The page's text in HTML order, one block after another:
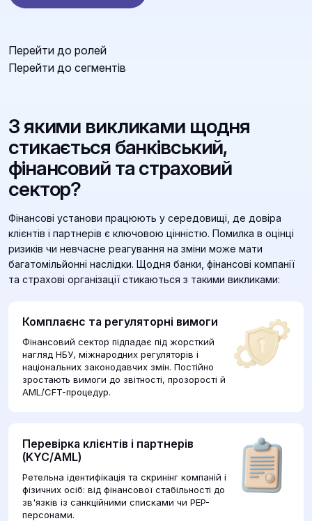
Перейти до ролей
Перейти до сегментів
З якими викликами щодня
стикається банківський,
фінансовий та страховий
сектор?
Фінансові установи працюють у середовищі, де довіра
клієнтів і партнерів є ключовою цінністю. Помилка в оцінці
ризиків чи невчасне реагування на зміни може мати
багатомільйонні наслідки. Щодня банки, фінансові компанії
та страхові організації стикаються з такими викликами:
Комплаєнс та регуляторні вимоги
Фінансовий сектор підпадає під жорсткий
нагляд НБУ, міжнародних регуляторів і
національних законодавчих змін. Постійно
зростають вимоги до звітності, прозорості й
AML/СFT-процедур.
Перевірка клієнтів і партнерів
(KYC/AML)
Ретельна ідентифікація та скринінг компаній і
фізичних осіб: від фінансової стабільності до
зв'язків із санкційними списками чи PEP-
персонами.